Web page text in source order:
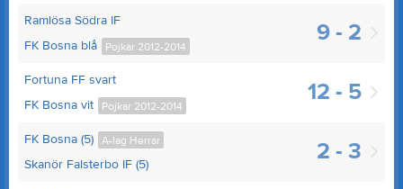
9 - 2
Ramlösa Södra IF
Pojkar 2012-2014
FK Bosna blå
12 - 5
Fortuna FF svart
Pojkar 2012-2014
FK Bosna vit
2 - 3
A-lag Herrar
FK Bosna (5)
Skanör Falsterbo IF (5)